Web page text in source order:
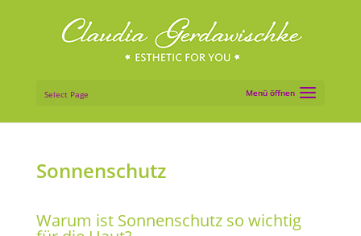
Select Page
Sonnenschutz
Warum ist Sonnenschutz so wichtig